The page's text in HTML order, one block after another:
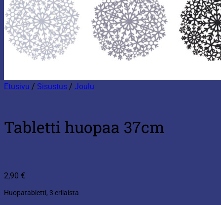
Etusivu / Sisustus / Joulu
Tabletti huopaa 37cm
2,90 €
Huopatabletti, 3 erilaista